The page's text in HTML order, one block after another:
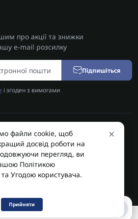
0
про акції та знижки
e-mail розсилку
Підпишіться
і згоден з вимогами
АКПП | Ремонт АКПП © 2026
AUTOSHIFT
×
файли cookie, щоб
досвід роботи на
перегляд, ви
Політикою
та Угодою користувача.
Прийняти